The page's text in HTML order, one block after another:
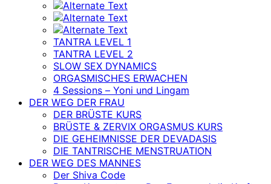
TANTRA LEVEL 1
TANTRA LEVEL 2
SLOW SEX DYNAMICS
ORGASMISCHES ERWACHEN
4 Sessions – Yoni und Lingam
DER WEG DER FRAU
DER BRÜSTE KURS
BRÜSTE & ZERVIX ORGASMUS KURS
DIE GEHEIMNISSE DER DEVADASIS
DIE TANTRISCHE MENSTRUATION
DER WEG DES MANNES
Der Shiva Code